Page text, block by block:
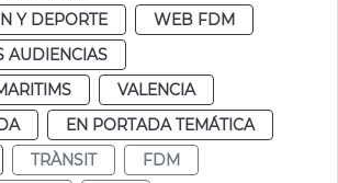
Y DEPORTE
WEB FDM
AUDIENCIAS
VALENCIA
EN PORTADA TEMÁTICA
TRÀNSIT
FDM